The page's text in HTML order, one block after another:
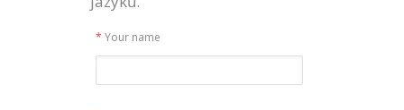
* Your name